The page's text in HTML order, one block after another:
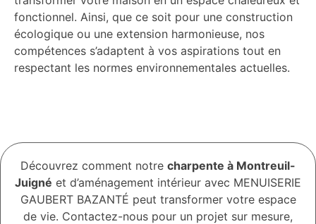
fonctionnel. Ainsi, que ce soit pour une construction
écologique ou une extension harmonieuse, nos
compétences s’adaptent à vos aspirations tout en
respectant les normes environnementales actuelles.
Découvrez comment notre charpente à Montreuil-
Juigné et d’aménagement intérieur avec MENUISERIE
GAUBERT BAZANTÉ peut transformer votre espace
de vie. Contactez-nous pour un projet sur mesure,